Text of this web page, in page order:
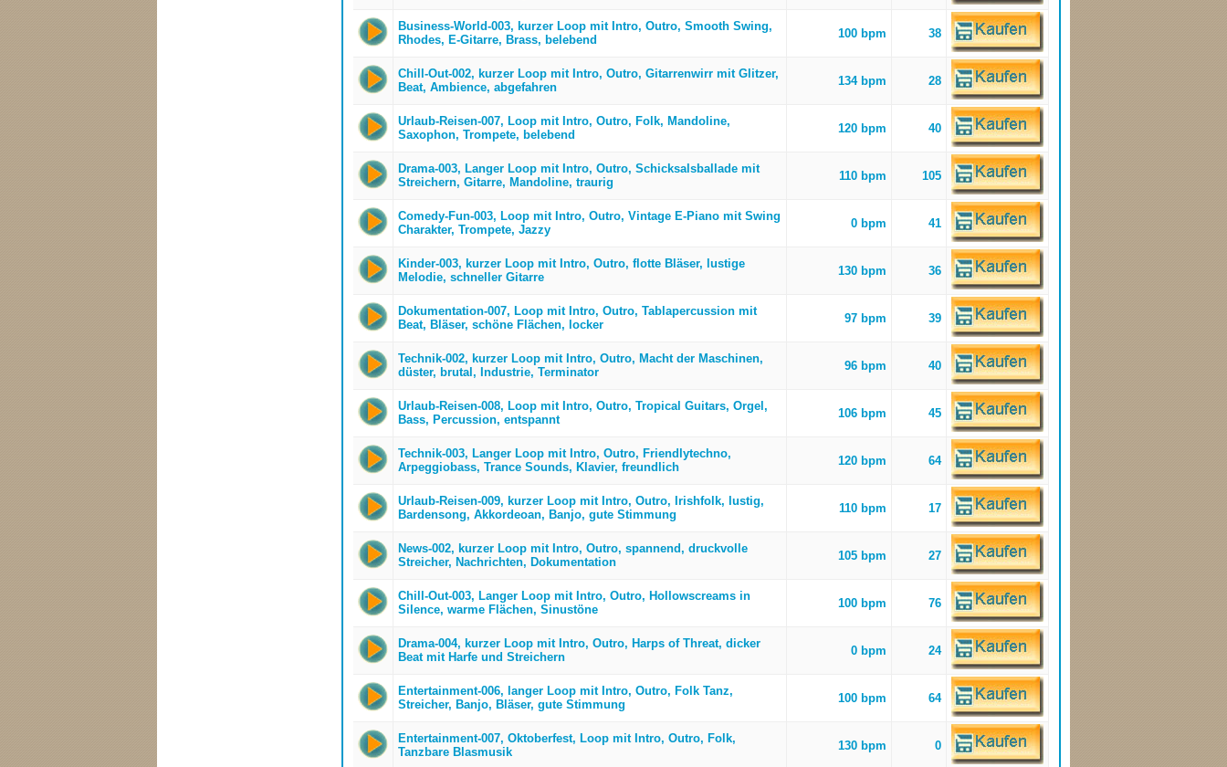
Business-World-003, kurzer Loop mit Intro, Outro, Smooth Swing,
Rhodes, E-Gitarre, Brass, belebend
100 bpm 38
Chill-Out-002, kurzer Loop mit Intro, Outro, Gitarrenwirr mit Glitzer,
Beat, Ambience, abgefahren
134 bpm 28
Urlaub-Reisen-007, Loop mit Intro, Outro, Folk, Mandoline,
Saxophon, Trompete, belebend
120 bpm 40
Drama-003, Langer Loop mit Intro, Outro, Schicksalsballade mit
Streichern, Gitarre, Mandoline, traurig
110 bpm 105
Comedy-Fun-003, Loop mit Intro, Outro, Vintage E-Piano mit Swing
Charakter, Trompete, Jazzy
0 bpm 41
Kinder-003, kurzer Loop mit Intro, Outro, flotte Bläser, lustige
Melodie, schneller Gitarre
130 bpm 36
Dokumentation-007, Loop mit Intro, Outro, Tablapercussion mit
Beat, Bläser, schöne Flächen, locker
97 bpm 39
Technik-002, kurzer Loop mit Intro, Outro, Macht der Maschinen,
düster, brutal, Industrie, Terminator
96 bpm 40
Urlaub-Reisen-008, Loop mit Intro, Outro, Tropical Guitars, Orgel,
Bass, Percussion, entspannt
106 bpm 45
Technik-003, Langer Loop mit Intro, Outro, Friendlytechno,
Arpeggiobass, Trance Sounds, Klavier, freundlich
120 bpm 64
Urlaub-Reisen-009, kurzer Loop mit Intro, Outro, Irishfolk, lustig,
Bardensong, Akkordeoan, Banjo, gute Stimmung
110 bpm 17
News-002, kurzer Loop mit Intro, Outro, spannend, druckvolle
Streicher, Nachrichten, Dokumentation
105 bpm 27
Chill-Out-003, Langer Loop mit Intro, Outro, Hollowscreams in
Silence, warme Flächen, Sinustöne
100 bpm 76
Drama-004, kurzer Loop mit Intro, Outro, Harps of Threat, dicker
Beat mit Harfe und Streichern
0 bpm 24
Entertainment-006, langer Loop mit Intro, Outro, Folk Tanz,
Streicher, Banjo, Bläser, gute Stimmung
100 bpm 64
Entertainment-007, Oktoberfest, Loop mit Intro, Outro, Folk,
Tanzbare Blasmusik
130 bpm 0